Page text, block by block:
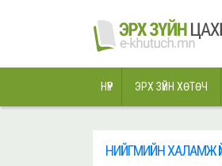
НҮҮР ЭРХ ЗҮЙН ХӨТӨЧ
НИЙГМИЙН ХАЛАМЖ